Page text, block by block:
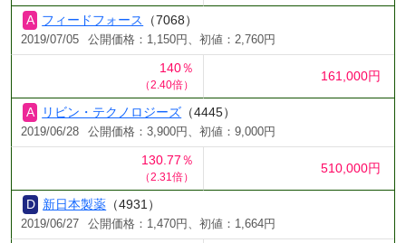
フィードフォース （7068）
2019/07/05 公開価格：1,150円、初値：2,760円
140％
（2.40倍）
161,000円
リビン・テクノロジーズ （4445）
2019/06/28 公開価格：3,900円、初値：9,000円
130.77％
（2.31倍）
510,000円
新日本製薬 （4931）
2019/06/27 公開価格：1,470円、初値：1,664円